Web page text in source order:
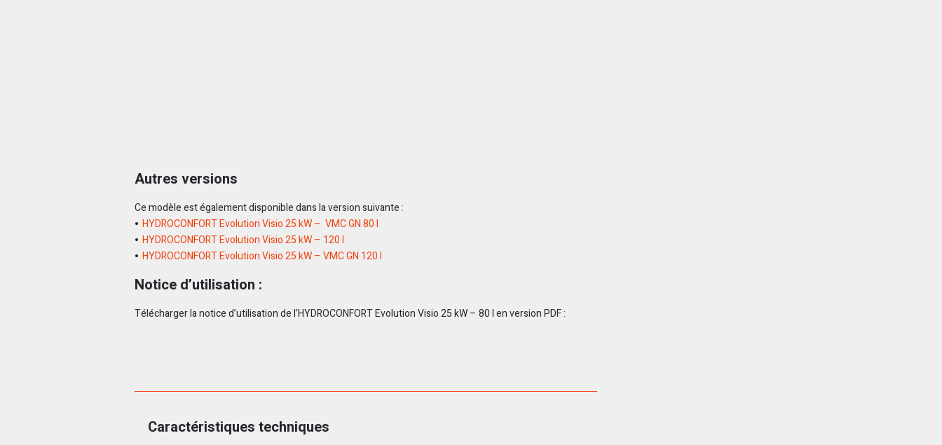
Autres versions
Ce modèle est également disponible dans la version suivante :
HYDROCONFORT Evolution Visio 25 kW – VMC GN 80 l
HYDROCONFORT Evolution Visio 25 kW – 120 l
HYDROCONFORT Evolution Visio 25 kW – VMC GN 120 l
Notice d’utilisation :
Télécharger la notice d’utilisation de l’HYDROCONFORT Evolution Visio 25 kW – 80 l en version PDF :
Caractéristiques techniques